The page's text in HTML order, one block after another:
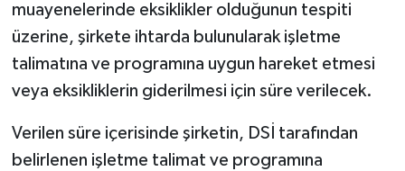
muayenelerinde eksiklikler olduğunun tespiti
üzerine, şirkete ihtarda bulunularak işletme
talimatına ve programına uygun hareket etmesi
veya eksikliklerin giderilmesi için süre verilecek.
Verilen süre içerisinde şirketin, DSİ tarafından
belirlenen işletme talimat ve programına